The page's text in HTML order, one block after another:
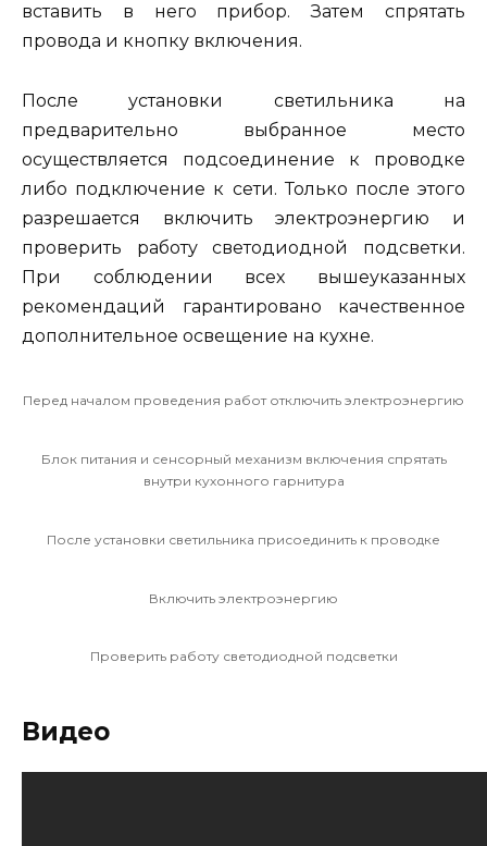
вставить в него прибор. Затем спрятать
провода и кнопку включения.
После установки светильника на
предварительно выбранное место
осуществляется подсоединение к проводке
либо подключение к сети. Только после этого
разрешается включить электроэнергию и
проверить работу светодиодной подсветки.
При соблюдении всех вышеуказанных
рекомендаций гарантировано качественное
дополнительное освещение на кухне.
Перед началом проведения работ отключить электроэнергию
Блок питания и сенсорный механизм включения спрятать
внутри кухонного гарнитура
После установки светильника присоединить к проводке
Включить электроэнергию
Проверить работу светодиодной подсветки
Видео